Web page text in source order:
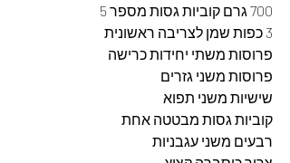
700 גרם קוביות גסות מספר 5
3 כפות שמן לצריבה ראשונית
פרוסות משתי יחידות כרישה
פרוסות משני גזרים
שישיות משני תפוא
קוביות גסות מבטטה אחת
רבעים משני עגבניות